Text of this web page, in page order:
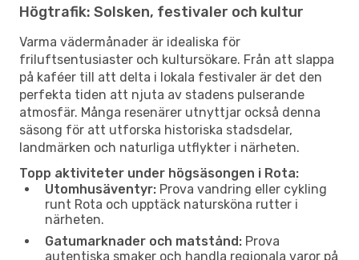
Högtrafik: Solsken, festivaler och kultur
Varma vädermånader är idealiska för
friluftsentusiaster och kultursökare. Från att slappa
på kaféer till att delta i lokala festivaler är det den
perfekta tiden att njuta av stadens pulserande
atmosfär. Många resenärer utnyttjar också denna
säsong för att utforska historiska stadsdelar,
landmärken och naturliga utflykter i närheten.
Topp aktiviteter under högsäsongen i Rota:
Utomhusäventyr: Prova vandring eller cykling
runt Rota och upptäck natursköna rutter i
närheten.
Gatumarknader och matstånd: Prova
autentiska smaker och handla regionala varor på